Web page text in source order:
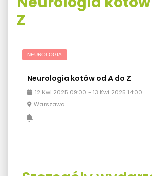
Z
NEUROLOGIA
Neurologia kotów od A do Z
12 Kwi 2025 09:00 - 13 Kwi 2025 14:00
Warszawa